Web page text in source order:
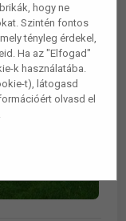
hogy ne
Szintén fontos
tényleg érdekel,
Ha az "Elfogad"
k használatába.
t), látogasd
olvasd el
.